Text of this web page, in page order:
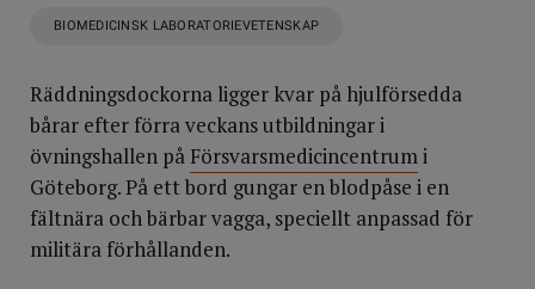
BIOMEDICINSK LABORATORIEVETENSKAP
Räddningsdockorna ligger kvar på hjulförsedda
bårar efter förra veckans utbildningar i
övningshallen på Försvarsmedicincentrumi
Göteborg. På ett bord gungar en blodpåse i en
fältnära och bärbar vagga, speciellt anpassad för
militära förhållanden.